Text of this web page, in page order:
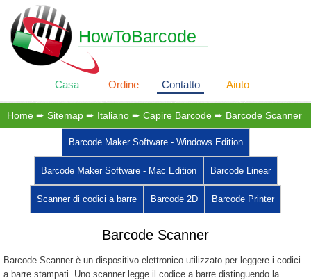
HowToBarcode
Casa Ordine Contatto Aiuto
Home ➨ Sitemap ➨ Italiano ➨ Capire Barcode ➨ Barcode Scanner
Barcode Maker Software - Windows Edition
Barcode Maker Software - Mac Edition Barcode Linear
Scanner di codici a barre Barcode 2D Barcode Printer
Barcode Scanner
Barcode Scanner è un dispositivo elettronico utilizzato per leggere i codici
a barre stampati. Uno scanner legge il codice a barre distinguendo la